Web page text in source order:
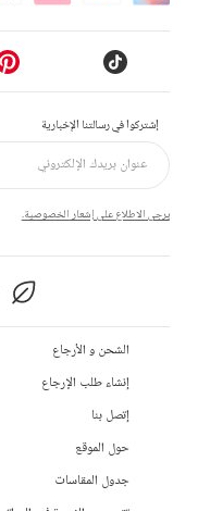
إشتركوا في رسالتنا الإخبارية
يرجى الاطلاع على إشعار الخصوصية.
الشحن و الأرجاع
إنشاء طلب الإرجاع
إتصل بنا
حول الموقع
جدول المقاسات